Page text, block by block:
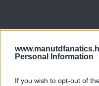
Personal Information
If you wish to opt-out of